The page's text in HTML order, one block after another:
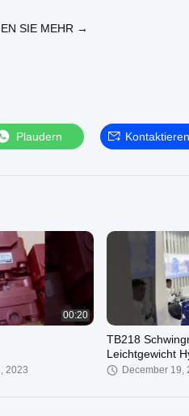
SIE MEHR →
Plaudern
00:20
2023
TB218
Leichtgewicht
Ersatzteile
December 19,